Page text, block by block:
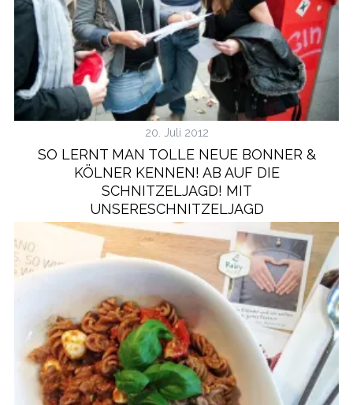
20. Juli 2012
SO LERNT MAN TOLLE NEUE BONNER &
KÖLNER KENNEN! AB AUF DIE
SCHNITZELJAGD! MIT
UNSERESCHNITZELJAGD